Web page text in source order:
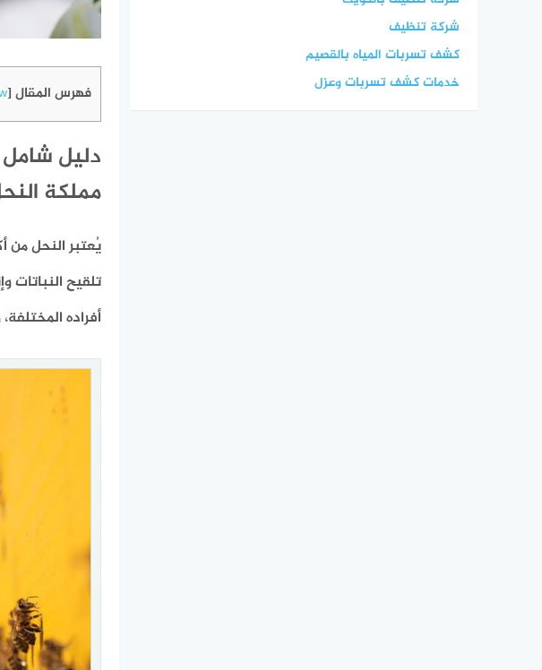
فهرس المقال [
دليل شامل
مملكة
يُعتبر النحل من
تلقيح النباتات
أفراده
شركة تنظيف
كشف تسربات المياه بالقصيم
خدمات كشف تسربات وعزل